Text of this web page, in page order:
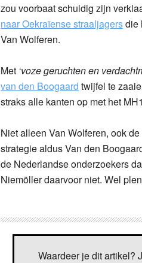
zou voorbaat schuldig zijn
naarOekraïense straaljagersdie
Van Wolferen.
Met ‘voze geruchten en
van den Boogaard twijfel te
straks alle kanten op met het
Niet alleen Van Wolferen, ook
strategie aldus Van den
de Nederlandse onderzoekers
Niemöller daarvoor niet. Wel
Waardeer je dit artikel?